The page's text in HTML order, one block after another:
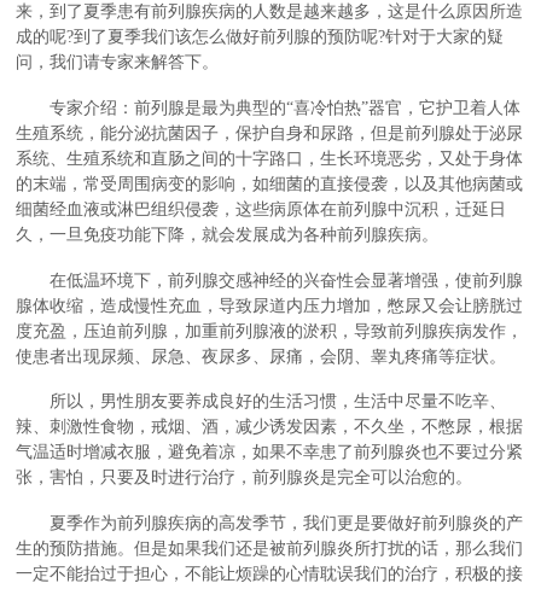
来，到了夏季患有前列腺疾病的人数是越来越多，这是什么原因所造
成的呢?到了夏季我们该怎么做好前列腺的预防呢?针对于大家的疑
问，我们请专家来解答下。
专家介绍：前列腺是最为典型的“喜冷怕热”器官，它护卫着人体
生殖系统，能分泌抗菌因子，保护自身和尿路，但是前列腺处于泌尿
系统、生殖系统和直肠之间的十字路口，生长环境恶劣，又处于身体
的末端，常受周围病变的影响，如细菌的直接侵袭，以及其他病菌或
细菌经血液或淋巴组织侵袭，这些病原体在前列腺中沉积，迁延日
久，一旦免疫功能下降，就会发展成为各种前列腺疾病。
在低温环境下，前列腺交感神经的兴奋性会显著增强，使前列腺
腺体收缩，造成慢性充血，导致尿道内压力增加，憋尿又会让膀胱过
度充盈，压迫前列腺，加重前列腺液的淤积，导致前列腺疾病发作，
使患者出现尿频、尿急、夜尿多、尿痛，会阴、睾丸疼痛等症状。
所以，男性朋友要养成良好的生活习惯，生活中尽量不吃辛、
辣、刺激性食物，戒烟、酒，减少诱发因素，不久坐，不憋尿，根据
气温适时增减衣服，避免着凉，如果不幸患了前列腺炎也不要过分紧
张，害怕，只要及时进行治疗，前列腺炎是完全可以治愈的。
夏季作为前列腺疾病的高发季节，我们更是要做好前列腺炎的产
生的预防措施。但是如果我们还是被前列腺炎所打扰的话，那么我们
一定不能抬过于担心，不能让烦躁的心情耽误我们的治疗，积极的接